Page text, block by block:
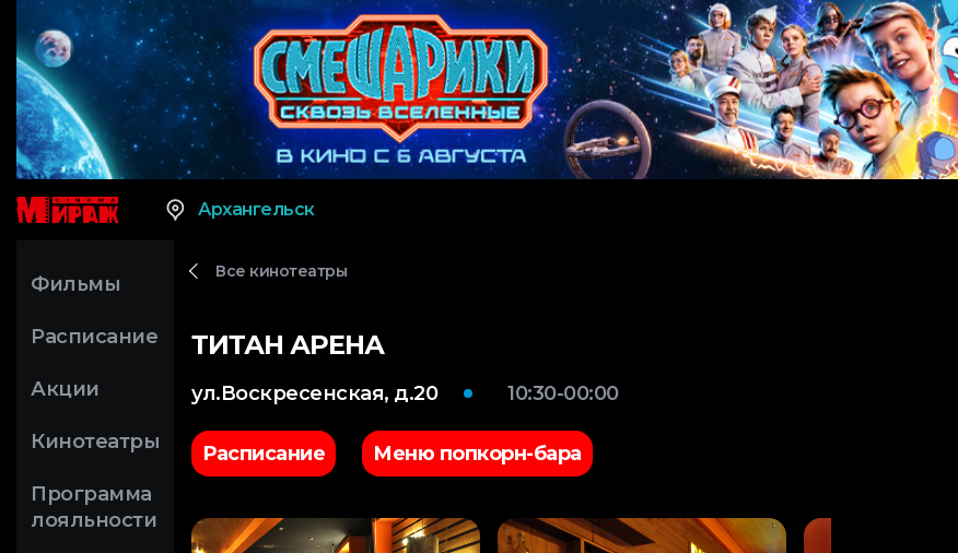
Архангельск
Фильмы
Расписание
Акции
Кинотеатры
Программа
лояльности
Все кинотеатры
ТИТАН АРЕНА
ул.Воскресенская, д.20 10:30-00:00
Расписание Меню попкорн-бара